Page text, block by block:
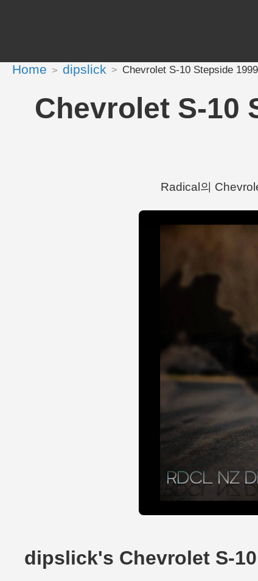
Home dipslick Chevrolet S-10 Stepside
Chevrolet S-10
Radical의
dipslick's Chevrolet S-10